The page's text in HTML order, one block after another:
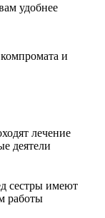
удобнее
и
лечение
деятели
сестры имеют
работы